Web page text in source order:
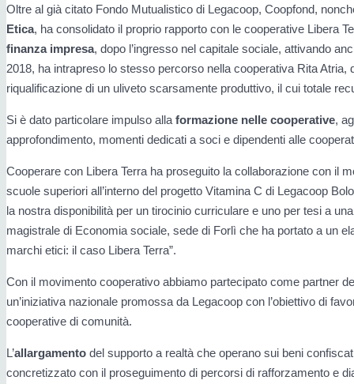
Oltre al già citato Fondo Mutualistico di Legacoop, Coopfond,
Etica, ha consolidato il proprio rapporto con le cooperative Libera
finanza impresa, dopo l’ingresso nel capitale sociale, attivando
2018, ha intrapreso lo stesso percorso nella cooperativa Rita
riqualificazione di un uliveto scarsamente produttivo, il cui totale
Si è dato particolare impulso alla formazione nelle cooperative,
approfondimento, momenti dedicati a soci e dipendenti alle
Cooperare con Libera Terra ha proseguito la collaborazione con il
scuole superiori all’interno del progetto Vitamina C di Legacoop
la nostra disponibilità per un tirocinio curriculare e uno per tesi a
magistrale di Economia sociale, sede di Forlì che ha portato a un
marchi etici: il caso Libera Terra”.
Con il movimento cooperativo abbiamo partecipato come partner
un’iniziativa nazionale promossa da Legacoop con l’obiettivo di
cooperative di comunità.
L’allargamento del supporto a realtà che operano sui beni
concretizzato con il proseguimento di percorsi di rafforzamento e